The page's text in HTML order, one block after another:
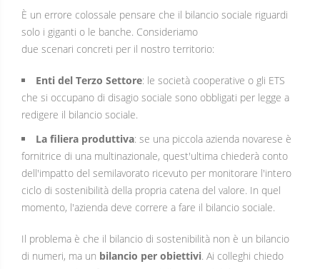
È un errore colossale pensare che il bilancio sociale riguardi
solo i giganti o le banche. Consideriamo
due scenari concreti per il nostro territorio:
Enti del Terzo Settore: le società cooperative o gli ETS
che si occupano di disagio sociale sono obbligati per legge a
redigere il bilancio sociale.
La filiera produttiva: se una piccola azienda novarese è
fornitrice di una multinazionale, quest'ultima chiederà conto
dell'impatto del semilavorato ricevuto per monitorare l'intero
ciclo di sostenibilità della propria catena del valore. In quel
momento, l'azienda deve correre a fare il bilancio sociale.
Il problema è che il bilancio di sostenibilità non è un bilancio
di numeri, ma un bilancio per obiettivi. Ai colleghi chiedo